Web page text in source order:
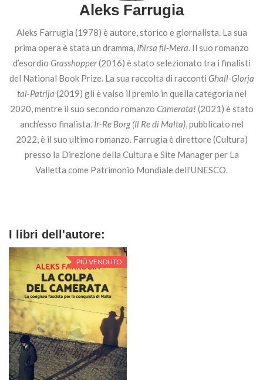
Aleks Farrugia
Aleks Farrugia (1978) è autore, storico e giornalista. La sua
prima opera è stata un dramma, Iħirsa fil-Mera. Il suo romanzo
d’esordio Grasshopper(2016) è stato selezionato tra i finalisti
del National Book Prize. La sua raccolta di racconti Għall-Glorja
tal-Patrija (2019) gli è valso il premio in quella categoria nel
2020, mentre il suo secondo romanzo Camerata! (2021) è stato
anch’esso finalista. Ir-Re Borg (Il Re di Malta), pubblicato nel
2022, è il suo ultimo romanzo. Farrugia è direttore (Cultura)
presso la Direzione della Cultura e Site Manager per La
Valletta come Patrimonio Mondiale dell’UNESCO.
I libri dell'autore:
PIÙ VENDUTO